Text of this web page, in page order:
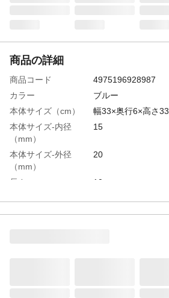
商品の詳細
商品コード
4975196928987
カラー
ブルー
本体サイズ（cm）
幅33×奥行6×高さ33
本体サイズ-内径
（mm）
15
本体サイズ-外径
（mm）
20
長さ
10m
用途
屋外一般散水用